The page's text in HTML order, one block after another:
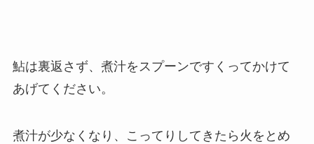
鮎は裏返さず、煮汁をスプーンですくってかけて
あげてください。
煮汁が少なくなり、こってりしてきたら火をとめ